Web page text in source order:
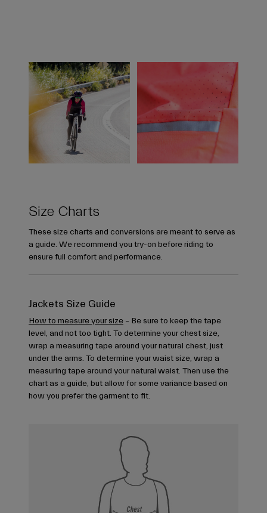
Size Charts
These size charts and conversions are meant to serve as
a guide. We recommend you try-on before riding to
ensure full comfort and performance.
Jackets Size Guide
How to measure your size – Be sure to keep the tape
level, and not too tight. To determine your chest size,
wrap a measuring tape around your natural chest, just
under the arms. To determine your waist size, wrap a
measuring tape around your natural waist. Then use the
chart as a guide, but allow for some variance based on
how you prefer the garment to fit.